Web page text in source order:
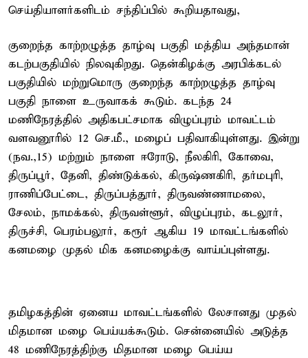
செய்தியாளர்களிடம் சந்திப்பில் கூறியதாவது,
குறைந்த காற்றழுத்த தாழ்வு பகுதி மத்திய அந்தமான்
கடற்பகுதியில் நிலவுகிறது. தென்கிழக்கு அரபிக்கடல்
பகுதியில் மற்றுமொரு குறைந்த காற்றழுத்த தாழ்வு
பகுதி நாளை உருவாகக் கூடும். கடந்த 24
மணிநேரத்தில் அதிகபட்சமாக விழுப்புரம் மாவட்டம்
வளவனூரில் 12 செ.மீ., மழைப் பதிவாகியுள்ளது. இன்று
(நவ.,15) மற்றும் நாளை ஈரோடு, நீலகிரி, கோவை,
திருப்பூர், தேனி, திண்டுக்கல், கிருஷ்ணகிரி, தர்மபுரி,
ராணிப்பேட்டை, திருப்பத்தூர், திருவண்ணாமலை,
சேலம், நாமக்கல், திருவள்ளூர், விழுப்புரம், கடலூர்,
திருச்சி, பெரம்பலூர், கரூர் ஆகிய 19 மாவட்டங்களில்
கனமழை முதல் மிக கனமழைக்கு வாய்ப்புள்ளது.
தமிழகத்தின் ஏனைய மாவட்டங்களில் லேசானது முதல்
மிதமான மழை பெய்யக்கூடும். சென்னையில் அடுத்த
48 மணிநேரத்திற்கு மிதமான மழை பெய்ய